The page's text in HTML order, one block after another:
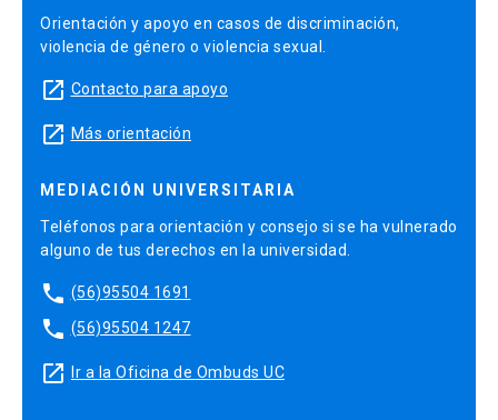
Orientación y apoyo en casos de discriminación,
violencia de género o violencia sexual.
launch Contacto para apoyo
launch Más orientación
MEDIACIÓN UNIVERSITARIA
Teléfonos para orientación y consejo si se ha vulnerado
alguno de tus derechos en la universidad.
phone (56)95504 1691
phone (56)95504 1247
launch Ir a la Oficina de Ombuds UC